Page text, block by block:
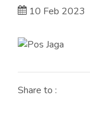
10 Feb 2023
Share to :